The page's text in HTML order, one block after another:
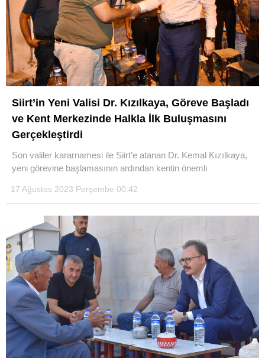
Siirt’in Yeni Valisi Dr. Kızılkaya, Göreve Başladı
ve Kent Merkezinde Halkla İlk Buluşmasını
Gerçekleştirdi
Son valiler kararnamesi ile Siirt’e atanan Dr. Kemal Kızılkaya,
yeni görevine başlamasının ardından kentin önemli
17 Ağustos 2023 Perşembe 00:42